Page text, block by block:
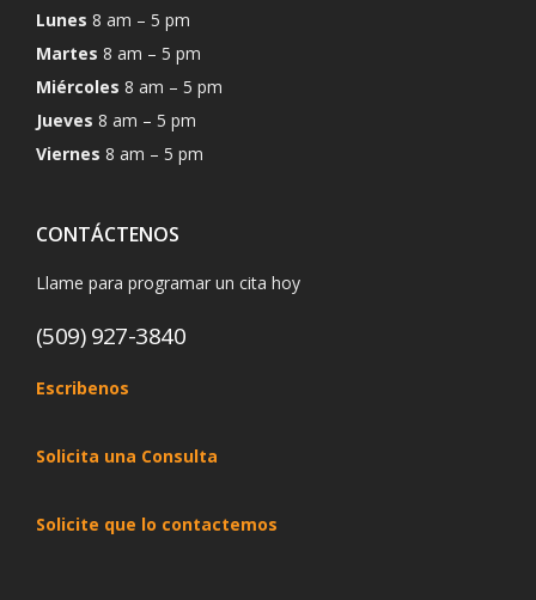
Lunes 8 am – 5 pm
Martes 8 am – 5 pm
Miércoles 8 am – 5 pm
Jueves 8 am – 5 pm
Viernes 8 am – 5 pm
CONTÁCTENOS
Llame para programar un cita hoy
(509) 927-3840
Escribenos
Solicita una Consulta
Solicite que lo contactemos